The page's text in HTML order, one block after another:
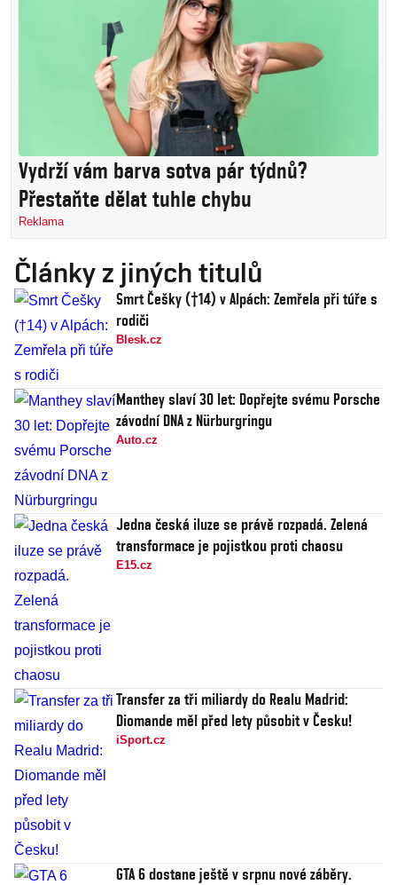
Vydrží vám barva sotva pár týdnů?
Přestaňte dělat tuhle chybu
Reklama
Články z jiných titulů
Smrt Češky (†14) v Alpách: Zemřela při túře s
rodiči
Blesk.cz
Manthey slaví 30 let: Dopřejte svému Porsche
závodní DNA z Nürburgringu
Auto.cz
Jedna česká iluze se právě rozpadá. Zelená
transformace je pojistkou proti chaosu
E15.cz
Transfer za tři miliardy do Realu Madrid:
Diomande měl před lety působit v Česku!
iSport.cz
GTA 6 dostane ještě v srpnu nové záběry.